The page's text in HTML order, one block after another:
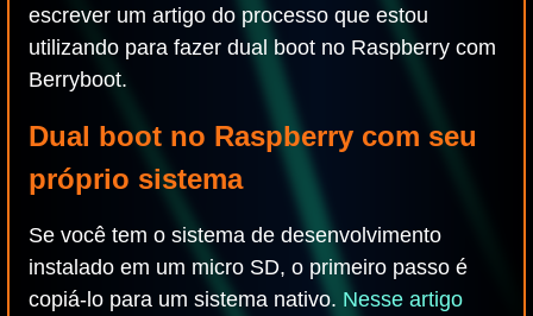
escrever um artigo do processo que estou
utilizando para fazer dual boot no Raspberry com
Berryboot.
Dual boot no Raspberry com seu
próprio sistema
Se você tem o sistema de desenvolvimento
instalado em um micro SD, o primeiro passo é
copiá-lo para um sistema nativo. Nesse artigo